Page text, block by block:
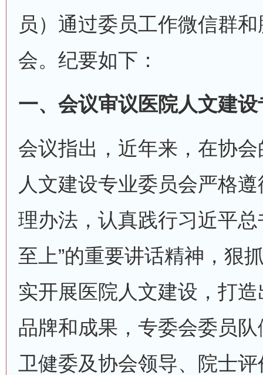
员）通过委员工作微信群
会。纪要如下：
一、会议审议医院人文建
会议指出，近年来，在协
人文建设专业委员会严格
理办法，认真践行习近平
至上”的重要讲话精神，狠
实开展医院人文建设，打
品牌和成果，专委会委员
卫健委及协会领导、院士